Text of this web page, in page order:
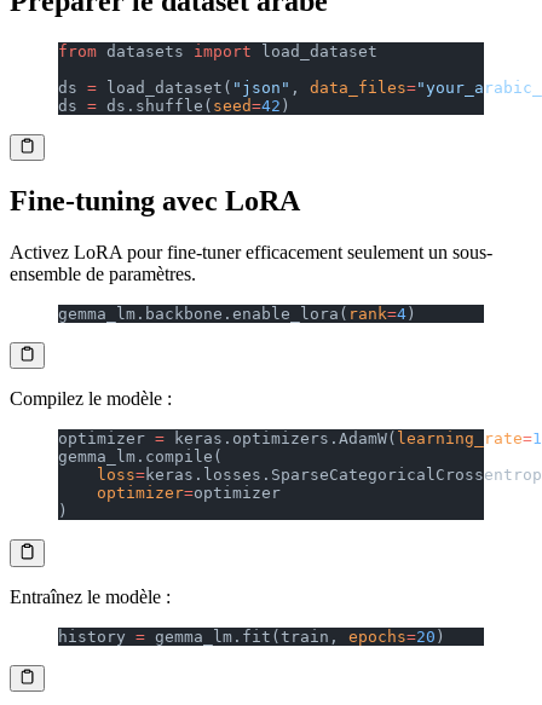
from datasets import load_dataset
ds = load_dataset( "json" , data_files=
ds = ds.shuffle( seed=42 )
Fine-tuning avec LoRA
Activez LoRA pour fine-tuner efficacement seulement un sous-
ensemble de paramètres.
gemma_lm.backbone.enable_lora( rank=4 )
Compilez le modèle :
optimizer = keras.optimizers.AdamW( learning_rate=
gemma_lm.compile(
    loss
=
    optimizer
=optimizer
)
Entraînez le modèle :
history = gemma_lm.fit(train, epochs=20 )